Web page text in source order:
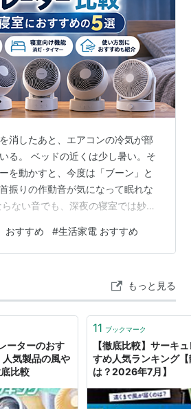
消したあと、エアコンの冷気が部
る。 ベッドの近くは少し暑い。そ
を動かすと、今度は「ブーン」と
振りの作動音が気になって眠れな
ない音でも、深夜の寝室では妙に
空気が動かない。切タイマーが2時
暑くて目が覚める。 寝室用のサー
この記事では、静音性を重視しな
手が異なる5商品を比較します。
キュレーターアイ…
おすすめ #生活家電 おすすめ
もっと見る
ーターのおす
気製品の風や
比較
11 ブックマーク
【徹底比較】サーキ
すめ人気ランキング
は？2026年7月】